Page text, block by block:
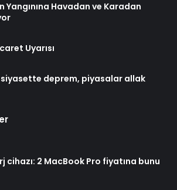
Yangınına Havadan ve Karadan
Uyarısı
deprem, piyasalar allak
cihazı: 2 MacBook Pro fiyatına bunu